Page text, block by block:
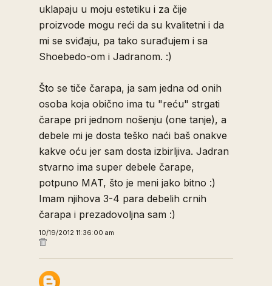
uklapaju u moju estetiku i za čije
proizvode mogu reći da su kvalitetni i da
mi se sviđaju, pa tako surađujem i sa
Shoebedo-om i Jadranom. :)
Što se tiče čarapa, ja sam jedna od onih
osoba koja obično ima tu "reću" strgati
čarape pri jednom nošenju (one tanje), a
debele mi je dosta teško naći baš onakve
kakve oću jer sam dosta izbirljiva. Jadran
stvarno ima super debele čarape,
potpuno MAT, što je meni jako bitno :)
Imam njihova 3-4 para debelih crnih
čarapa i prezadovoljna sam :)
10/19/2012 11:36:00 am